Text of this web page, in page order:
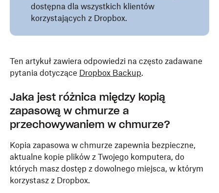
dostępna dla wszystkich klientów
korzystających z Dropbox.
Ten artykuł zawiera odpowiedzi na często zadawane
pytania dotyczące Dropbox Backup.
Jaka jest różnica między kopią
zapasową w chmurze a
przechowywaniem w chmurze?
Kopia zapasowa w chmurze zapewnia bezpieczne,
aktualne kopie plików z Twojego komputera, do
których masz dostęp z dowolnego miejsca, w którym
korzystasz z Dropbox.